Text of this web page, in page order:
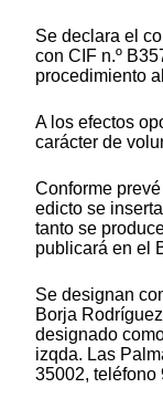
Se declara el
con CIF n.º
procedimiento
A los efectos
carácter de
Conforme
edicto se
tanto se
publicará en el
Se designan
Borja
designado
izqda. Las
35002, teléfono